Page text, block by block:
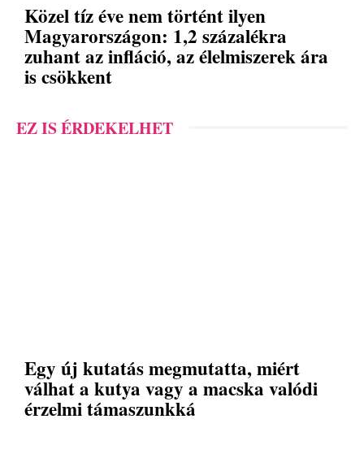
Közel tíz éve nem történt ilyen
Magyarországon: 1,2 százalékra
zuhant az infláció, az élelmiszerek ára
is csökkent
EZ IS ÉRDEKELHET
Egy új kutatás megmutatta, miért
válhat a kutya vagy a macska valódi
érzelmi támaszunkká